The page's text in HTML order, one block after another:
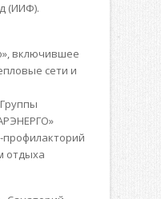
(ИИФ).
включившее
сети и
отдыха